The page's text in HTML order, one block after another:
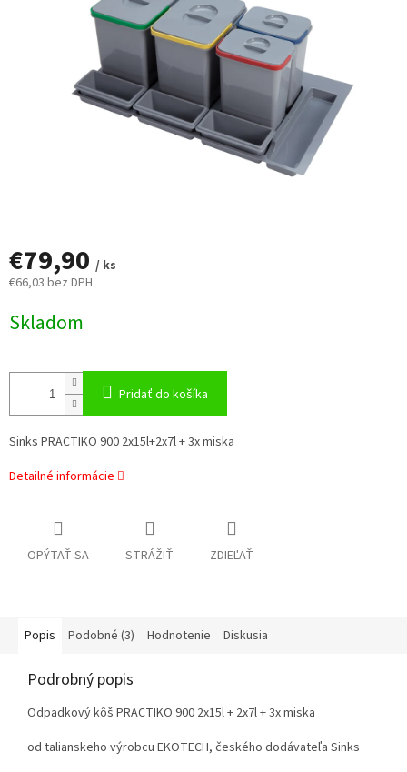
€79,90 / ks
€66,03 bez DPH
cena:
Skladom
Pridať do košíka
Sinks PRACTIKO 900 2x15l+2x7l + 3x miska
Detailné informácie
OPÝTAŤ SA STRÁŽIŤ ZDIEĽAŤ
Popis Podobné (3) Hodnotenie Diskusia
Podrobný popis
Odpadkový kôš PRACTIKO 900 2x15l + 2x7l + 3x miska
od talianskeho výrobcu EKOTECH, českého dodávateľa Sinks